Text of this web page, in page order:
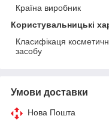
Країна виробник
Користувальницькі
Класифікаця
засобу
Умови доставки
Нова Пошта